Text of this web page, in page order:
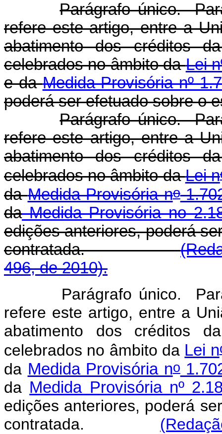
Parágrafo único.
refere este artigo, entre a
abatimento dos créditos
celebrados no âmbito daLei
e daMedida Provisória nº
poderá ser efetuado sobre o
Parágrafo único.
refere este artigo, entre a
abatimento dos créditos
celebrados no âmbito daLei n
daMedida Provisória no
daMedida Provisória no
edições anteriores, poderá
contratada.
496, de 2010).
Parágrafo único.
refere este artigo, entre a
abatimento dos créditos
celebrados no âmbito da Lei n
da Medida Provisória no
da Medida Provisória nº
edições anteriores, poderá
contratada.